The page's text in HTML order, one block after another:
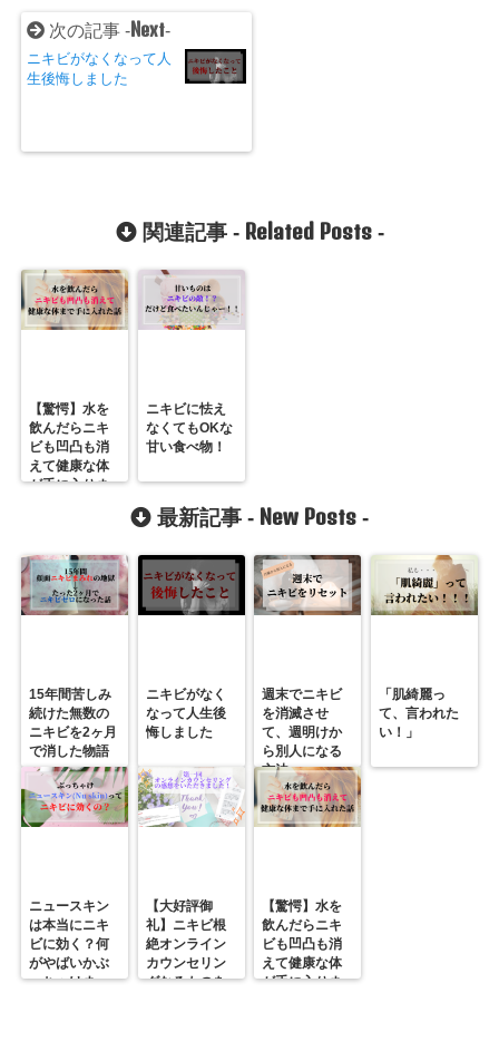
次の記事 -Next-
ニキビがなくなって人
生後悔しました
関連記事 - Related Posts-
【驚愕】水を
飲んだらニキ
ビも凹凸も消
えて健康な体
が手に入りま
ニキビに怯え
なくてもOKな
甘い食べ物！
最新記事 - New Posts -
15年間苦しみ
続けた無数の
ニキビを2ヶ月
で消した物語
ニキビがなく
なって人生後
悔しました
週末でニキビ
を消滅させ
て、週明けか
ら別人になる
方法
「肌綺麗っ
て、言われた
い！」
ニュースキン
は本当にニキ
ビに効く？何
がやばいかぶ
っちゃけま
【大好評御
礼】ニキビ根
絶オンライン
カウンセリン
グなるものを
【驚愕】水を
飲んだらニキ
ビも凹凸も消
えて健康な体
が手に入りま